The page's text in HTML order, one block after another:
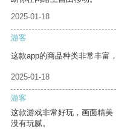
2025-01-18
游客
这款app的商品种类非常丰富
2025-01-18
游客
这款游戏非常好玩，画面精
没有玩腻。